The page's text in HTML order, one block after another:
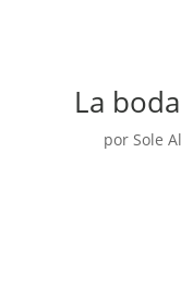
La
por Sole